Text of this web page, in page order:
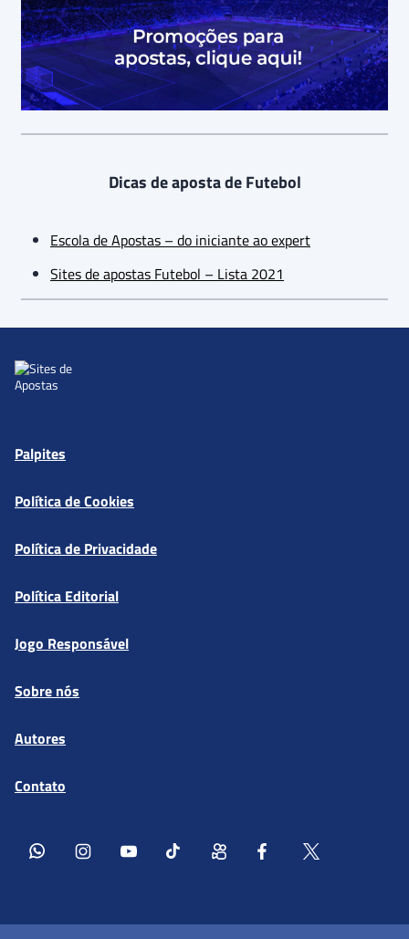
Dicas de aposta de Futebol
Escola de Apostas – do iniciante ao expert
Sites de apostas Futebol – Lista 2021
Palpites
Política de Cookies
Política de Privacidade
Política Editorial
Jogo Responsável
Sobre nós
Autores
Contato